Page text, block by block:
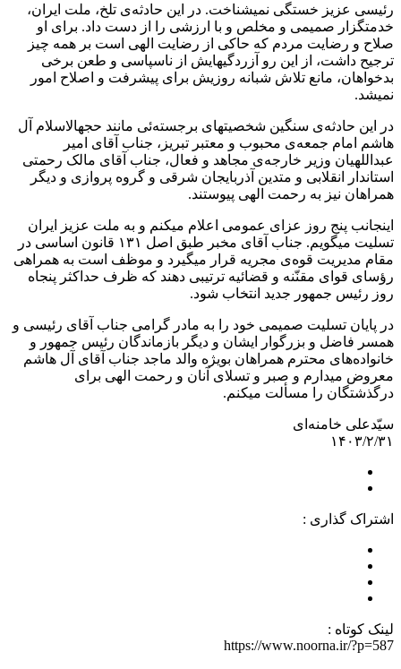
رئیسی عزیز خستگی نمیشناخت. در این حادثه‌ی تلخ، ملت ایران،
خدمتگزار صمیمی و مخلص و با ارزشی را از دست داد. برای او
صلاح و رضایت مردم که حاکی از رضایت الهی است بر همه چیز
ترجیح داشت، از این رو آزردگیهایش از ناسپاسی و طعن برخی
بدخواهان، مانع تلاش شبانه روزیش برای پیشرفت و اصلاح امور
نمیشد.
در این حادثه‌ی سنگین شخصیتهای برجسته‌ئی مانند حجهالاسلام آل
هاشم امام جمعه‌ی محبوب و معتبر تبریز، جناب آقای امیر
عبداللهیان وزیر خارجه‌ی مجاهد و فعال، جناب آقای مالک رحمتی
استاندار انقلابی و متدین آذربایجان شرقی و گروه پروازی و دیگر
همراهان نیز به رحمت الهی پیوستند.
اینجانب پنج روز عزای عمومی اعلام میکنم و به ملت عزیز ایران
تسلیت میگویم. جناب آقای مخبر طبق اصل ۱۳۱ قانون اساسی در
مقام مدیریت قوه‌ی مجریه قرار میگیرد و موظف است به همراهی
رؤسای قوای مقنّنه و قضائیه ترتیبی دهند که ظرف حداکثر پنجاه
روز رئیس جمهور جدید انتخاب شود.
در پایان تسلیت صمیمی خود را به مادر گرامی جناب آقای رئیسی و
همسر فاضل و بزرگوار ایشان و دیگر بازماندگان رئیس جمهور و
خانواده‌های محترم همراهان بویژه والد ماجد جناب آقای آل هاشم
معروض میدارم و صبر و تسلای آنان و رحمت الهی برای
درگذشتگان را مسألت میکنم.
سیّدعلی خامنه‌ای
۱۴۰۳/۲/۳۱
اشتراک گذاری :
لینک کوتاه :
https://www.noorna.ir/?p=587